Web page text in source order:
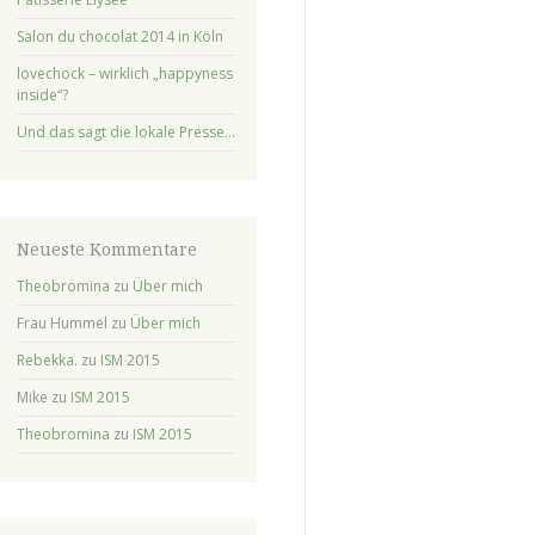
Salon du chocolat 2014 in Köln
lovechock – wirklich „happyness
inside“?
Und das sagt die lokale Presse…
Neueste Kommentare
Theobromina zu Über mich
Frau Hummel zu Über mich
Rebekka. zu ISM 2015
Mike zu ISM 2015
Theobromina zu ISM 2015